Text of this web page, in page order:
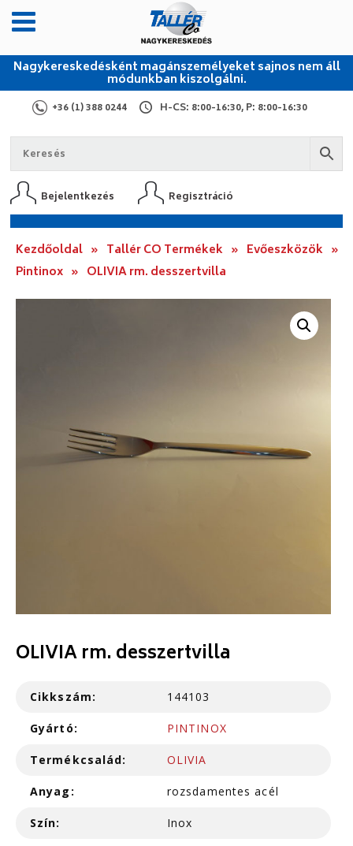
Nagykereskedésként magánszemélyeket sajnos nem áll
módunkban kiszolgálni.
+36 (1) 388 0244 H-CS: 8:00-16:30, P: 8:00-16:30
Bejelentkezés Regisztráció
Kezdőoldal » Tallér CO Termékek » Evőeszközök »
Pintinox » OLIVIA rm. desszertvilla
OLIVIA rm. desszertvilla
Cikkszám: 144103
Gyártó: PINTINOX
Termékcsalád: OLIVIA
Anyag: rozsdamentes acél
Szín: Inox